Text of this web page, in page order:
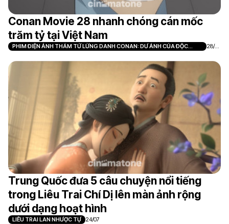
Conan Movie 28 nhanh chóng cán mốc
trăm tỷ tại Việt Nam
PHIM ĐIỆN ẢNH THÁM TỬ LỪNG DANH CONAN: DƯ ẢNH CỦA ĐỘC
NHÃN
28/0
Trung Quốc đưa 5 câu chuyện nổi tiếng
trong Liêu Trai Chí Dị lên màn ảnh rộng
dưới dạng hoạt hình
LIÊU TRAI LAN NHƯỢC TỰ 24/07